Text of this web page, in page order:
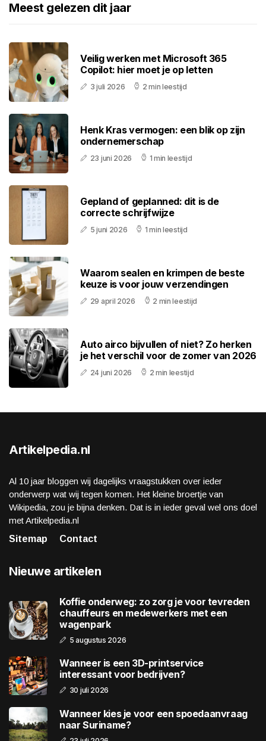
Meest gelezen dit jaar
Veilig werken met Microsoft 365
Copilot: hier moet je op letten
3 juli 2026 2 min leestijd
Henk Kras vermogen: een blik op zijn
ondernemerschap
23 juni 2026 1 min leestijd
Gepland of geplanned: dit is de
correcte schrijfwijze
5 juni 2026 1 min leestijd
Waarom sealen en krimpen de beste
keuze is voor jouw verzendingen
29 april 2026 2 min leestijd
Auto airco bijvullen of niet? Zo herken
je het verschil voor de zomer van 2026
24 juni 2026 2 min leestijd
Artikelpedia.nl
Al 10 jaar bloggen wij dagelijks vraagstukken over ieder
onderwerp wat wij tegen komen. Het kleine broertje van
Wikipedia, zou je bijna denken. Dat is in ieder geval wel ons doel
met Artikelpedia.nl
Sitemap
Contact
Nieuwe artikelen
Koffie onderweg: zo zorg je voor tevreden
chauffeurs en medewerkers met een
wagenpark
5 augustus 2026
Wanneer is een 3D-printservice
interessant voor bedrijven?
30 juli 2026
Wanneer kies je voor een spoedaanvraag
naar Suriname?